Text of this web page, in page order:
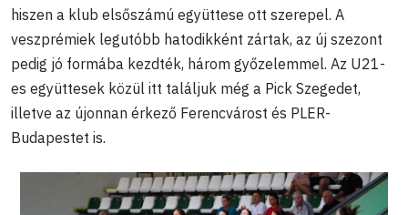
hiszen a klub elsőszámú együttese ott szerepel. A
veszprémiek legutóbb hatodikként zártak, az új szezont
pedig jó formába kezdték, három győzelemmel. Az U21-
es együttesek közül itt találjuk még a Pick Szegedet,
illetve az újonnan érkező Ferencvárost és PLER-
Budapestet is.